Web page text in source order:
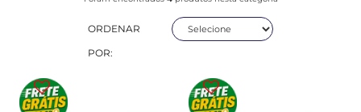
ORDENAR
POR: